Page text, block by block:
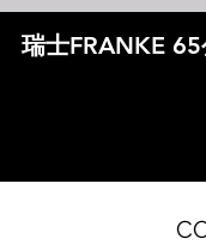
瑞士FRANKE